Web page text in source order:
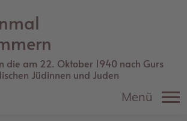
die am 22. Oktober 1940 nach Gurs
Jüdinnen und Juden
Menü